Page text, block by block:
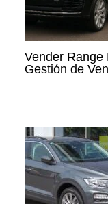
Vender Range
Gestión de